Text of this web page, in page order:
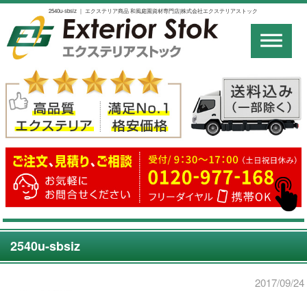
2540u-sbsiz ｜ エクステリア商品 和風庭園資材専門店|株式会社エクステリアストック
2540u-sbsiz
2017/09/24